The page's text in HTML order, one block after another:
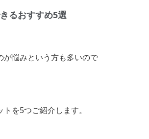
るおすすめ5選
悩みという方も多いので
を5つご紹介します。